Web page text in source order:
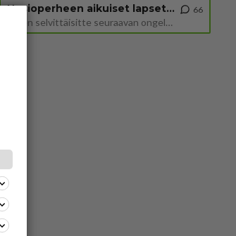
Uusioperheen aikuiset lapset tyhjentää jääkaapin käydessään
Miten selvittäisitte seuraavan ongelman, meillä on uusioperhe, minulla teini-ikäiset lapset ja puolisolla aikuiset, jotk
66